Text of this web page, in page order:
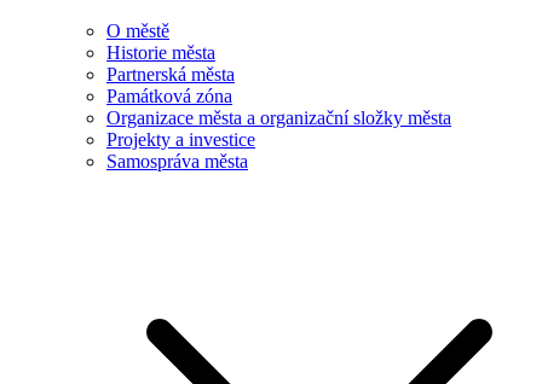
O městě
Historie města
Partnerská města
Památková zóna
Organizace města a organizační složky města
Projekty a investice
Samospráva města